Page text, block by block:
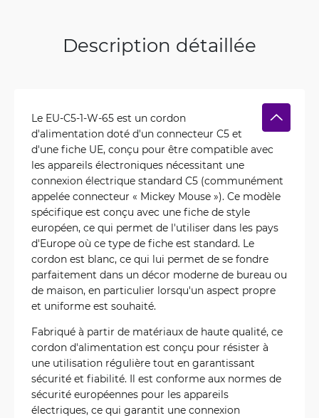
Description détaillée
Le EU-C5-1-W-65 est un cordon
d'alimentation doté d'un connecteur C5 et
d'une fiche UE, conçu pour être compatible avec
les appareils électroniques nécessitant une
connexion électrique standard C5 (communément
appelée connecteur « Mickey Mouse »). Ce modèle
spécifique est conçu avec une fiche de style
européen, ce qui permet de l'utiliser dans les pays
d'Europe où ce type de fiche est standard. Le
cordon est blanc, ce qui lui permet de se fondre
parfaitement dans un décor moderne de bureau ou
de maison, en particulier lorsqu'un aspect propre
et uniforme est souhaité.
Fabriqué à partir de matériaux de haute qualité, ce
cordon d'alimentation est conçu pour résister à
une utilisation régulière tout en garantissant
sécurité et fiabilité. Il est conforme aux normes de
sécurité européennes pour les appareils
électriques, ce qui garantit une connexion